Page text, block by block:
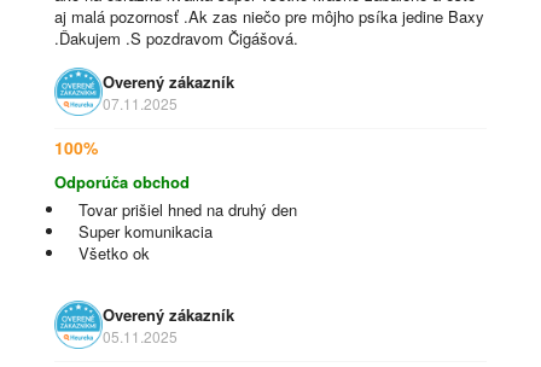
aj malá pozornosť .Ak zas niečo pre môjho psíka jedine Baxy
.Ďakujem .S pozdravom Čigášová.
Overený zákazník
07.11.2025
100%
Odporúča obchod
Tovar prišiel hned na druhý den
Super komunikacia
Všetko ok
Overený zákazník
05.11.2025